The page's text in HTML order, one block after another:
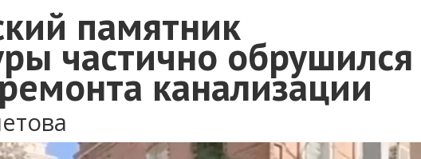
памятник
частично обрушился
канализации